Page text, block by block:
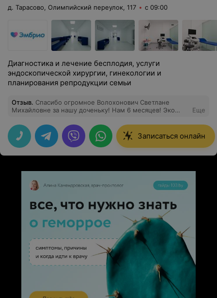
д. Тарасово, Олимпийский переулок, 117 с 09:00
Диагностика и лечение бесплодия, услуги
эндоскопической хирургии, гинекологии и
планирования репродукции семьи
Отзыв. Спасибо огромное Волохонович Светлане
Михайловне за нашу доченьку! Нам 6 месяцев! Эко
Переносили 2 эмбриончика, прижилась только наша
малышка. Причину бесплодия нам так никто и не
сказал, я и муж здоровы, критический отклонений нет
по здоровью. Но главное, что беременность наступила
с первой попытки! Рекомендую данный центр.
Еще
Записаться онлайн